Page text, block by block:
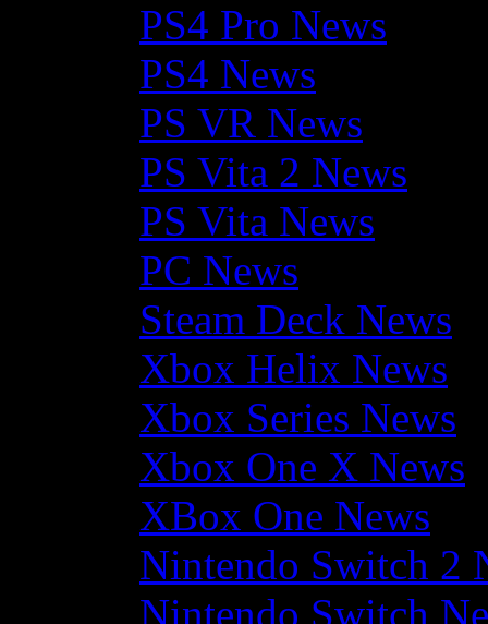
PS4 Pro News
PS4 News
PS VR News
PS Vita 2 News
PS Vita News
PC News
Steam Deck News
Xbox Helix News
Xbox Series News
Xbox One X News
XBox One News
Nintendo Switch 2
Nintendo Switch